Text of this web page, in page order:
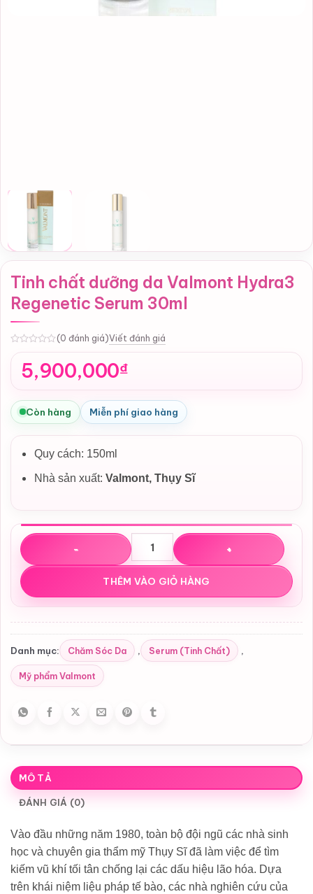
Tinh chất dưỡng da Valmont Hydra3
Regenetic Serum 30ml
(0 đánh giá)Viết đánh giá
5,900,000₫
Còn hàng Miễn phí giao hàng
Quy cách: 150ml
Nhà sản xuất: Valmont, Thụy Sĩ
Tinh chất dưỡng da Valmont Hydra3 Regenetic Serum
THÊM VÀO GIỎ HÀNG
Danh mục: Chăm Sóc Da , Serum (Tinh Chất) ,
Mỹ phẩm Valmont
MÔ TẢ
ĐÁNH GIÁ (0)
Vào đầu những năm 1980, toàn bộ đội ngũ các nhà sinh
học và chuyên gia thẩm mỹ Thụy Sĩ đã làm việc để tìm
kiếm vũ khí tối tân chống lại các dấu hiệu lão hóa. Dựa
trên khái niệm liệu pháp tế bào, các nhà nghiên cứu của